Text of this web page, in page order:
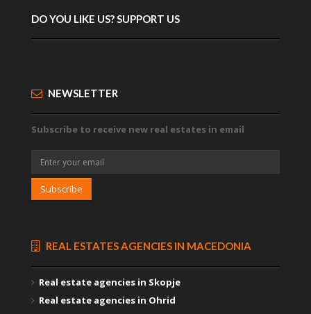
DO YOU LIKE US? SUPPORT US
NEWSLETTER
Subscribe to receive new real estates in email
Subscribe
REAL ESTATES AGENCIES IN MACEDONIA
Real estate agencies in Skopje
Real estate agencies in Ohrid